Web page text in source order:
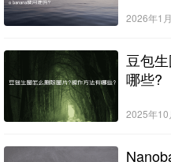
2026年1
豆包
哪些?
2025年10